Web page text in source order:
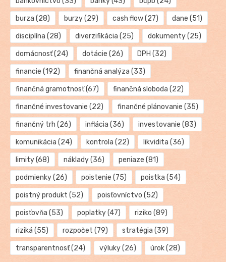
burza (28) burzy(29) cash flow(27) dane (51)
disciplína (28) diverzifikácia (25) dokumenty(25)
domácnosť(24) dotácie (26) DPH (32)
financie (192) finančná analýza (33)
finančná gramotnosť(67) finančná sloboda (22)
finančné investovanie (22) finančné plánovanie (35)
finančný trh (26) inflácia (36) investovanie (83)
komunikácia (24) kontrola (22) likvidita (36)
limity(68) náklady(36) peniaze (81)
podmienky(26) poistenie (75) poistka (54)
poistný produkt (52) poisťovníctvo (52)
poisťovňa (53) poplatky(47) riziko (89)
riziká (55) rozpočet (79) stratégia (39)
transparentnosť(24) výluky(26) úrok(28)